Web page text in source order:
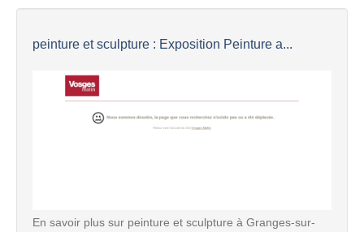
peinture et sculpture : Exposition Peinture a...
En savoir plus sur peinture et sculpture à Granges-sur-